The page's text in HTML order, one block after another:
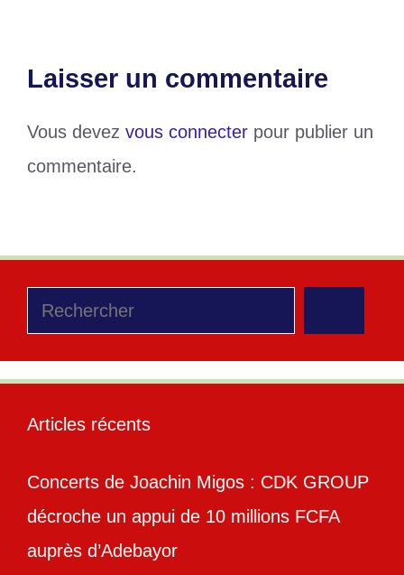
Laisser un commentaire
Vous devez vous connecter pour publier un
commentaire.
Rechercher
Articles récents
Concerts de Joachin Migos : CDK GROUP
décroche un appui de 10 millions FCFA
auprès d’Adebayor